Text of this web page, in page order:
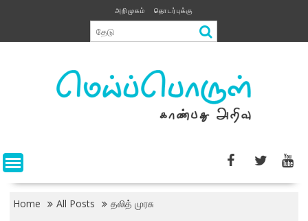
content
அறிமுகம் தொடர்புக்கு
Home All Posts தலித் முரசு